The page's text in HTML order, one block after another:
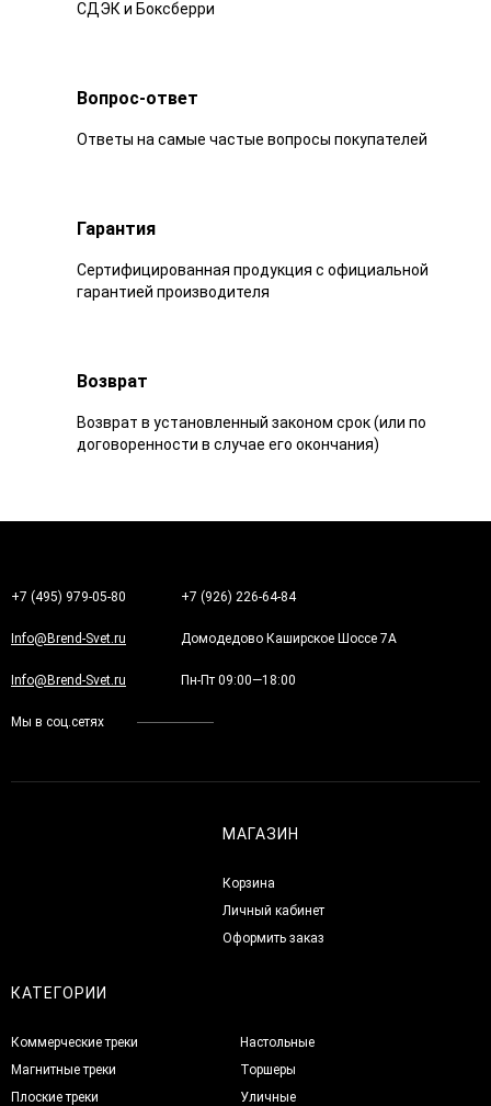
СДЭК и Боксберри
Вопрос-ответ
Ответы на самые частые вопросы покупателей
Гарантия
Сертифицированная продукция с официальной
гарантией производителя
Возврат
Возврат в установленный законом срок (или по
договоренности в случае его окончания)
+7 (495) 979-05-80 +7 (926) 226-64-84
Info@Brend-Svet.ru Домодедово Каширское Шоссе 7А
Info@Brend-Svet.ru Пн-Пт 09:00—18:00
Мы в соц.сетях
МАГАЗИН
Корзина
Личный кабинет
Оформить заказ
КАТЕГОРИИ
Коммерческие треки
Магнитные треки
Плоские треки
Настольные
Торшеры
Уличные